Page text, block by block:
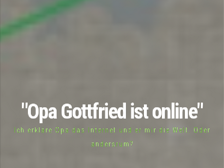
"Opa Gottfried ist online"
Ich erkläre Opa das Internet und er mir die Welt. Oder
andersrum?